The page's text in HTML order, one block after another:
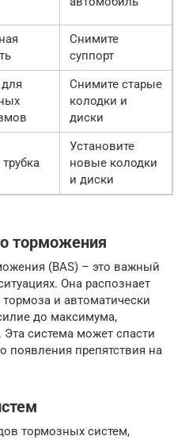
Снимите
суппорт
Снимите старые
колодки и
диски
Установите
новые колодки
и диски
торможения
(BAS) – это важный
Она распознает
и автоматически
до максимума,
система может спасти
появления препятствия на
тормозных систем,